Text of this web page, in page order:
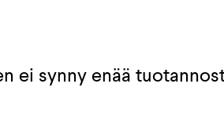
ei synny enää